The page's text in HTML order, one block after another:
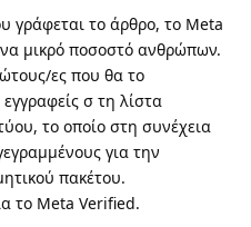
γράφεται το άρθρο, το Meta
μικρό ποσοστό ανθρώπων.
ες που θα το
σ τη λίστα
το οποίο στη συνέχεια
για την
πακέτου.
το Meta Verified.